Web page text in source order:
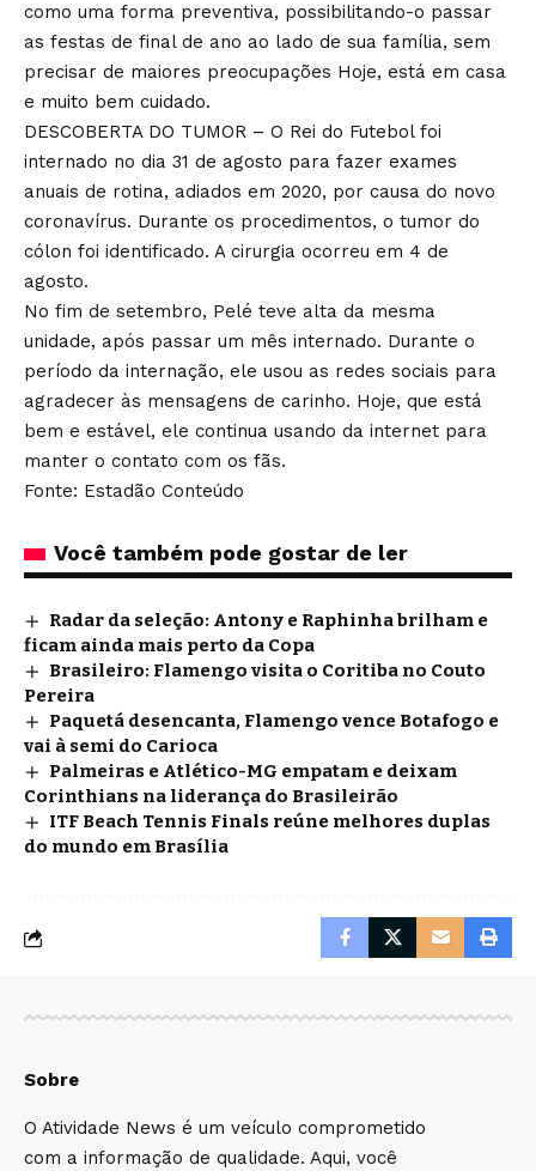
como uma forma preventiva, possibilitando-o passar
as festas de final de ano ao lado de sua família, sem
precisar de maiores preocupações Hoje, está em casa
e muito bem cuidado.
DESCOBERTA DO TUMOR – O Rei do Futebol foi
internado no dia 31 de agosto para fazer exames
anuais de rotina, adiados em 2020, por causa do novo
coronavírus. Durante os procedimentos, o tumor do
cólon foi identificado. A cirurgia ocorreu em 4 de
agosto.
No fim de setembro, Pelé teve alta da mesma
unidade, após passar um mês internado. Durante o
período da internação, ele usou as redes sociais para
agradecer às mensagens de carinho. Hoje, que está
bem e estável, ele continua usando da internet para
manter o contato com os fãs.
Fonte: Estadão Conteúdo
Você também pode gostar de ler
Radar da seleção: Antony e Raphinha brilham e
ficam ainda mais perto da Copa
Brasileiro: Flamengo visita o Coritiba no Couto
Pereira
Paquetá desencanta, Flamengo vence Botafogo e
vai à semi do Carioca
Palmeiras e Atlético-MG empatam e deixam
Corinthians na liderança do Brasileirão
ITF Beach Tennis Finals reúne melhores duplas
do mundo em Brasília
Sobre
O Atividade News é um veículo comprometido
com a informação de qualidade. Aqui, você